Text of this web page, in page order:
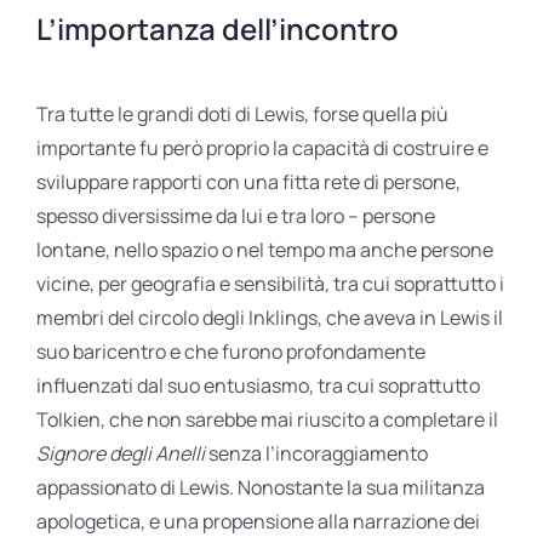
L’importanza dell’incontro
Tra tutte le grandi doti di Lewis, forse quella più
importante fu però proprio la capacità di costruire e
sviluppare rapporti con una fitta rete di persone,
spesso diversissime da lui e tra loro – persone
lontane, nello spazio o nel tempo ma anche persone
vicine, per geografia e sensibilità, tra cui soprattutto i
membri del circolo degli Inklings, che aveva in Lewis il
suo baricentro e che furono profondamente
influenzati dal suo entusiasmo, tra cui soprattutto
Tolkien, che non sarebbe mai riuscito a completare il
Signore degli Anellisenza l’incoraggiamento
appassionato di Lewis. Nonostante la sua militanza
apologetica, e una propensione alla narrazione dei